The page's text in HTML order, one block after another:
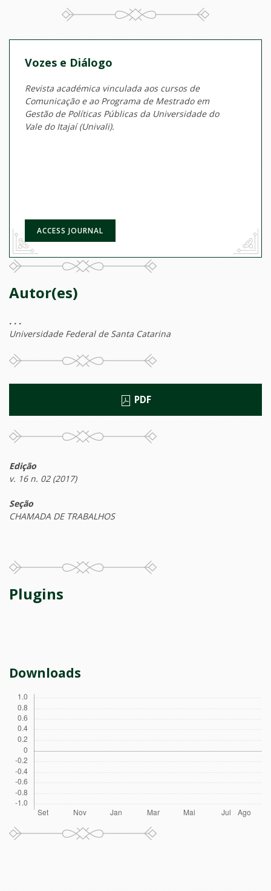
Vozes e Diálogo
Revista académica vinculada aos cursos de
Comunicação e ao Programa de Mestrado em
Gestão de Políticas Públicas da Universidade do
Vale do Itajaí (Univali).
ACCESS JOURNAL
Autor(es)
. . .
Universidade Federal de Santa Catarina
PDF
Edição
v. 16 n. 02 (2017)
Seção
CHAMADA DE TRABALHOS
Plugins
Downloads